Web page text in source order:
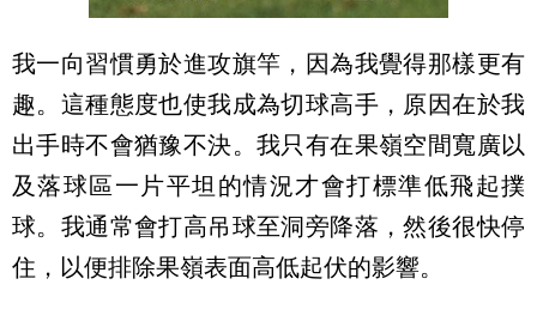
我一向習慣勇於進攻旗竿，因為我覺得那樣更有
趣。這種態度也使我成為切球高手，原因在於我
出手時不會猶豫不決。我只有在果嶺空間寬廣以
及落球區一片平坦的情況才會打標準低飛起撲
球。我通常會打高吊球至洞旁降落，然後很快停
住，以便排除果嶺表面高低起伏的影響。